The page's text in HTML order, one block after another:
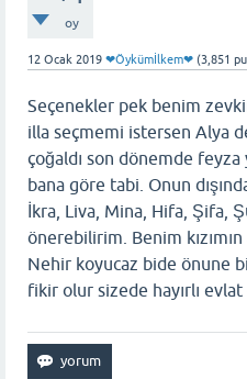
oy
12 Ocak 2019 ❤Öykümİlkem❤ (3,851
Seçenekler pek benim
illa seçmemi istersen Alya
çoğaldı son dönemde
bana göre tabi. Onun
İkra, Liva, Mina, Hifa, Şifa,
önerebilirim. Benim
Nehir koyucaz bide önune
fikir olur sizede hayırlı evlat